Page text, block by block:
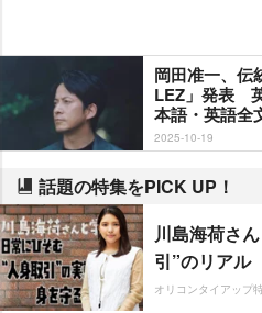
岡田准一、伝
LEZ」発表
本語・英語全
2025-10-19
話題の特集をPICK UP！
川島海荷さ
引”のリアル
オリコンタイアップ